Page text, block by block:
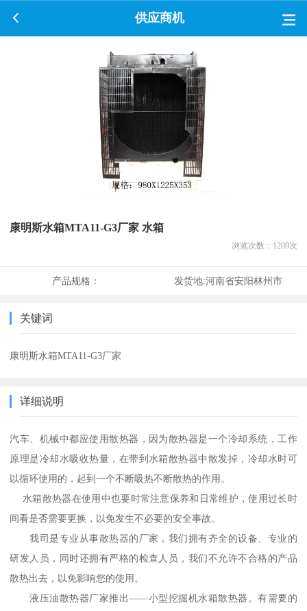
供应商机
康明斯水箱MTA11-G3厂家 水箱
浏览次数： 1209次
产品规格： 发货地:河南省安阳林州市
关键词
康明斯水箱MTA11-G3厂家
详细说明
汽车、机械中都应使用散热器，因为散热器是一个冷却系统，工作
原理是冷却水吸收热量，在带到水箱散热器中散发掉，冷却水时可
以循环使用的，起到一个不断吸热不断散热的作用。
水箱散热器在使用中也要时常注意保养和日常维护，使用过长时
间看是否需要更换，以免发生不必要的安全事故。
我司是专业从事散热器的厂家，我们拥有齐全的设备、专业的
研发人员，同时还拥有严格的检查人员，我们不允许不合格的产品
散热出去，以免影响您的使用。
液压油散热器厂家推出——小型挖掘机水箱散热器。有需要的